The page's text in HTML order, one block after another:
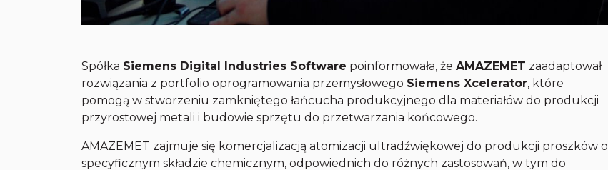
Spółka Siemens Digital Industries Software poinformowała, żeAMAZEMET zaadaptował
rozwiązania z portfolio oprogramowania przemysłowego Siemens Xcelerator, które
pomogą w stworzeniu zamkniętego łańcucha produkcyjnego dla materiałów do produkcji
przyrostowej metali i budowie sprzętu do przetwarzania końcowego.
AMAZEMET zajmuje się komercjalizacją atomizacji ultradźwiękowej do produkcji proszków o
specyficznym składzie chemicznym, odpowiednich do różnych zastosowań, w tym do